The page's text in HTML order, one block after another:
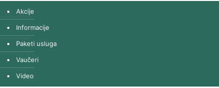
Akcije
Informacije
Paketi usluga
Vaučeri
Video